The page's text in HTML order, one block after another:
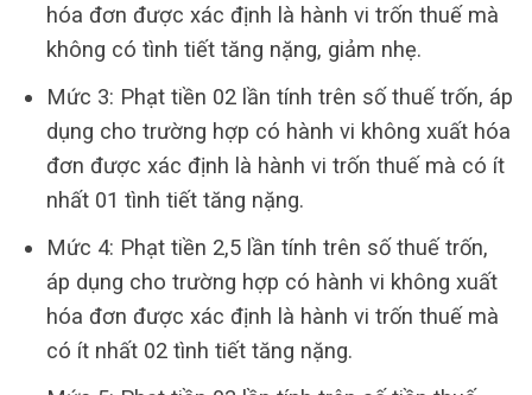
hóa đơn được xác định là hành vi trốn thuế mà
không có tình tiết tăng nặng, giảm nhẹ.
Mức 3: Phạt tiền 02 lần tính trên số thuế trốn, áp
dụng cho trường hợp có hành vi không xuất hóa
đơn được xác định là hành vi trốn thuế mà có ít
nhất 01 tình tiết tăng nặng.
Mức 4: Phạt tiền 2,5 lần tính trên số thuế trốn,
áp dụng cho trường hợp có hành vi không xuất
hóa đơn được xác định là hành vi trốn thuế mà
có ít nhất 02 tình tiết tăng nặng.